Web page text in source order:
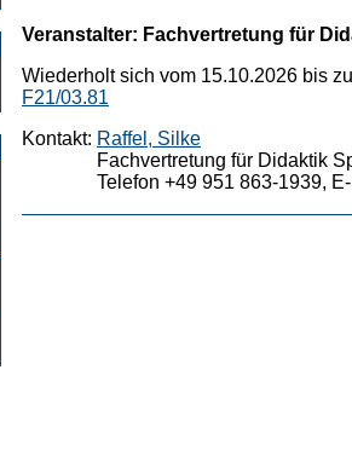
Veranstalter: Fachvertretung für
Wiederholt sich vom 15.10.2026 bis
F21/03.81
Kontakt: Raffel, Silke
Fachvertretung für Didaktik
Telefon +49 951 863-1939,